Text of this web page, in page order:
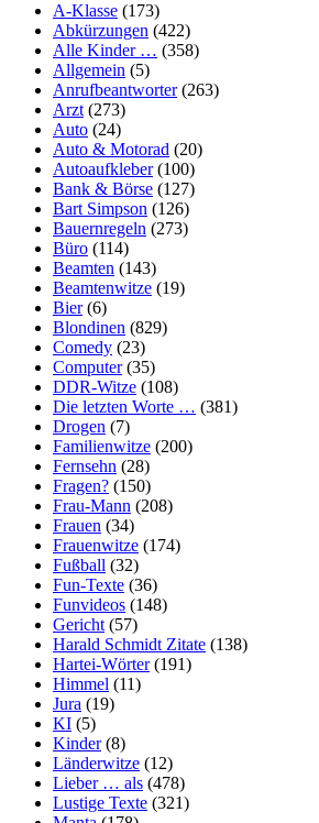
A-Klasse (173)
Abkürzungen (422)
Alle Kinder … (358)
Allgemein (5)
Anrufbeantworter(263)
Arzt(273)
Auto (24)
Auto & Motorad (20)
Autoaufkleber(100)
Bank & Börse (127)
Bart Simpson (126)
Bauernregeln (273)
Büro (114)
Beamten (143)
Beamtenwitze (19)
Bier(6)
Blondinen (829)
Comedy (23)
Computer(35)
DDR-Witze (108)
Die letzten Worte … (381)
Drogen (7)
Familienwitze (200)
Fernsehn (28)
Fragen? (150)
Frau-Mann (208)
Frauen (34)
Frauenwitze (174)
Fußball (32)
Fun-Texte (36)
Funvideos (148)
Gericht(57)
Harald Schmidt Zitate (138)
Hartei-Wörter(191)
Himmel (11)
Jura (19)
KI (5)
Kinder(8)
Länderwitze (12)
Lieber … als (478)
Lustige Texte (321)